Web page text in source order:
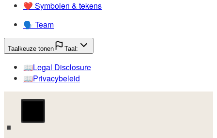
❤️ Symbolen & tekens
🗣️ Team
Taalkeuze tonen Taal:
📖️Legal Disclosure
📖️Privacybeleid
◾